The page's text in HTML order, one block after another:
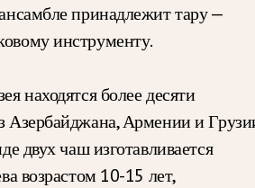
принадлежит тару —
инструменту.
находятся более десяти
Азербайджана, Армении и
двух чаш изготавливается
возрастом 10-15 лет,